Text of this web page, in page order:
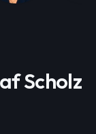
Scholz